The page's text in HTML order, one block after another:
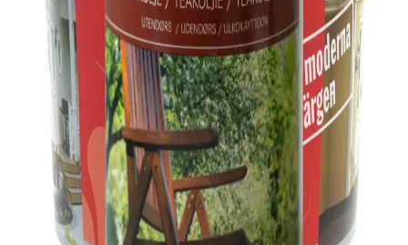
TJÄROLJA FALURÖD
FALU VAPEN
FASADFÄRG FALU VAPEN FALUVIT 4L
FALU VAPEN
FASADFÄRG FALU VAPEN FÄRG VARMGRÅ S
6502-Y20R 10L
FALU VAPEN